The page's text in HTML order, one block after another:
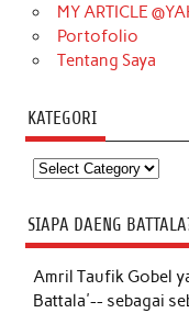
MY ARTICLE
Portofolio
Tentang Saya
KATEGORI
Kategori
SIAPA DAENG
Amril Taufik Gobel
Battala'-- sebagai